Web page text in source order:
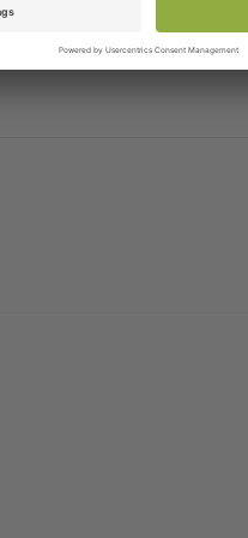
Vasaravarpaan oikaisija hiiri koko l,